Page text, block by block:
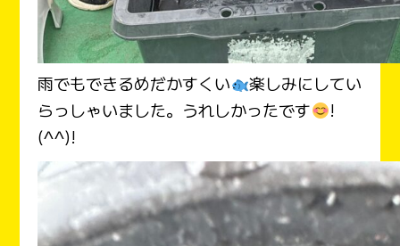
雨でもできるめだかすくい
楽しみにしてい
らっしゃいました。うれしかったです
!
(^^)!